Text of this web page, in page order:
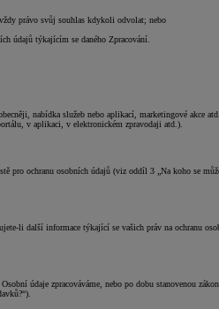
právo svůj souhlas kdykoli odvolat; nebo
údajů týkajícím se daného Zpracování.
nabídka služeb nebo aplikací, marketingové akce
v aplikaci, v elektronickém zpravodaji atd.).
ochranu osobních údajů (viz oddíl 3 „Na koho se
li další informace týkající se vašich práv na ochranu
údaje zpracováváme, nebo po dobu stanovenou